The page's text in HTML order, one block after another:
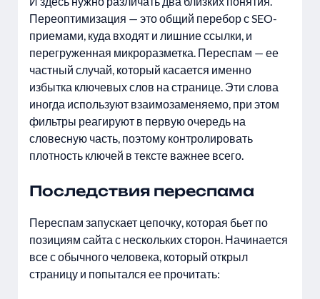
Переоптимизация — это общий перебор с SEO-
приемами, куда входят и лишние ссылки, и
перегруженная микроразметка. Переспам — ее
частный случай, который касается именно
избытка ключевых слов на странице. Эти слова
иногда используют взаимозаменяемо, при этом
фильтры реагируют в первую очередь на
словесную часть, поэтому контролировать
плотность ключей в тексте важнее всего.
Последствия переспама
Переспам запускает цепочку, которая бьет по
позициям сайта с нескольких сторон. Начинается
все с обычного человека, который открыл
страницу и попытался ее прочитать: